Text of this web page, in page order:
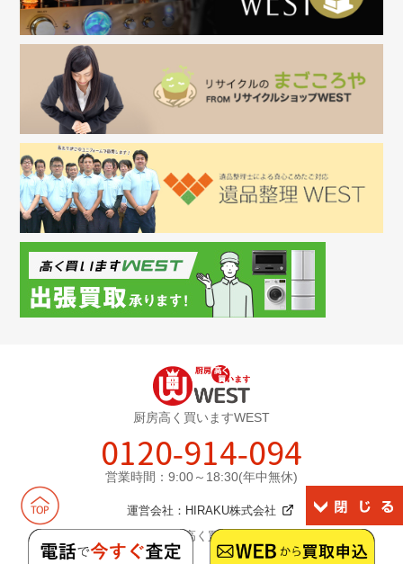
厨房高く買いますWEST
0120-914-094
営業時間：9:00～18:30(年中無休)
運営会社： HIRAKU株式会社
©2026厨房高く買いますWEST